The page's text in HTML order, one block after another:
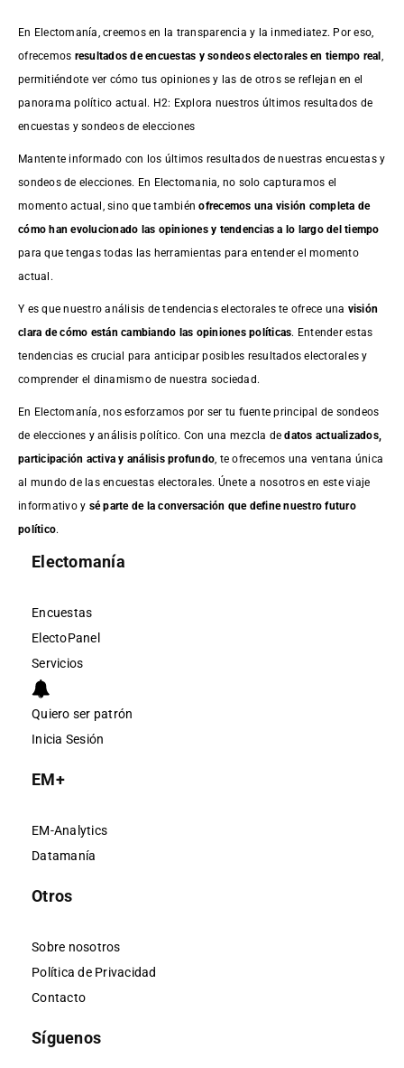
En Electomanía, creemos en la transparencia y la inmediatez. Por eso,
ofrecemos resultados deencuestas y sondeos electorales en tiempo real ,
permitiéndote ver cómo tus opiniones y las de otros se reflejan en el
panorama político actual. H2: Explora nuestros últimos resultados de
encuestas y sondeos de elecciones
Mantente informado con los últimos resultados de nuestras encuestasy
sondeos de elecciones. En Electomania, no solo capturamos el
momento actual, sino que tambiénofrecemos una visión completa de
cómo han evolucionado las opiniones y tendencias a lo largo del tiempo
para que tengas todas las herramientas para entender el momento
actual.
Y es que nuestro análisis de tendencias electorales te ofrece una visión
clara de cómo están cambiando las opiniones políticas. Entender estas
tendencias es crucial para anticipar posibles resultados electorales y
comprender el dinamismo de nuestra sociedad.
En Electomanía, nos esforzamos por ser tu fuente principal de sondeos
de elecciones y análisis político. Con una mezcla dedatos actualizados,
participación activa y análisis profundo, te ofrecemos una ventana única
al mundo de las encuestas electorales. Únete a nosotros en este viaje
informativo y sé parte de la conversación que define nuestro futuro
político.
Electomanía
Encuestas
ElectoPanel
Servicios
Quiero ser patrón
Inicia Sesión
EM+
EM-Analytics
Datamanía
Otros
Sobre nosotros
Política de Privacidad
Contacto
Síguenos